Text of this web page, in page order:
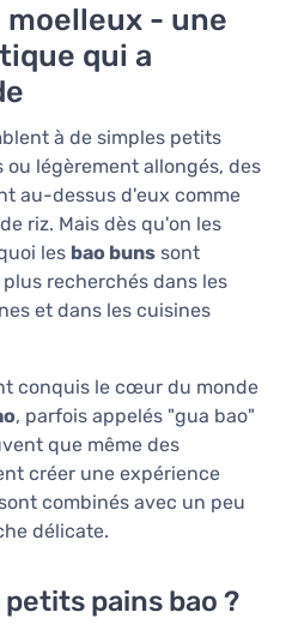
moelleux - une
qui a
à de simples petits
ou légèrement allongés, des
au-dessus d'eux comme
riz. Mais dès qu'on les
les bao buns sont
recherchés dans les
et dans les cuisines
conquis le cœur du monde
, parfois appelés "gua bao"
que même des
créer une expérience
combinés avec un peu
délicate.
pains bao ?